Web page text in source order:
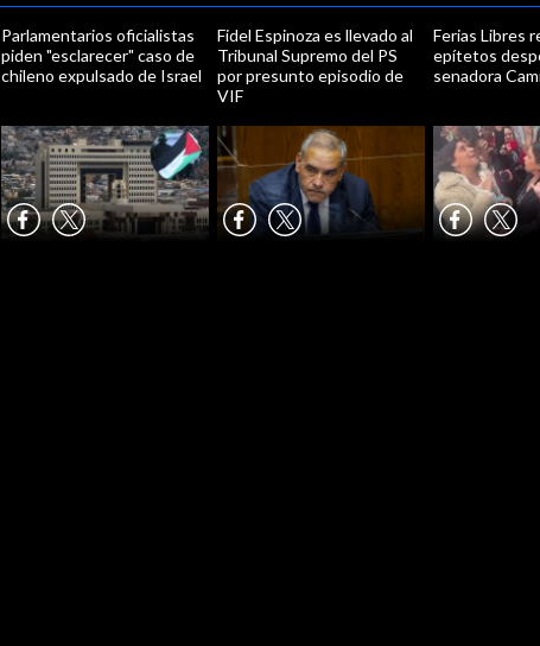
Parlamentarios oficialistas
piden "esclarecer" caso de
chileno expulsado de Israel
Fidel Espinoza es llevado al
Tribunal Supremo del PS
por presunto episodio de
VIF
Ferias Libres
epítetos
senadora